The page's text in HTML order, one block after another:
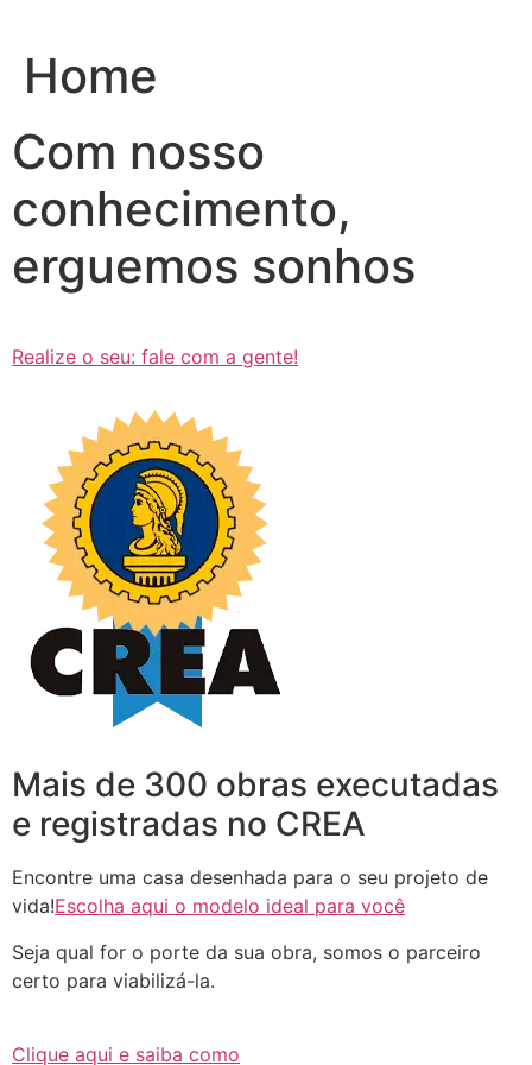
conteúdo
Home
Com nosso
conhecimento,
erguemos sonhos
Realize o seu: fale com a gente!
Mais de 300 obras executadas
e registradas no CREA
Encontre uma casa desenhada para o seu projeto de
vida!Escolha aqui o modelo ideal para você
Seja qual for o porte da sua obra, somos o parceiro
certo para viabilizá-la.
Clique aqui e saiba como